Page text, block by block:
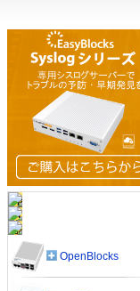
OpenBlocks